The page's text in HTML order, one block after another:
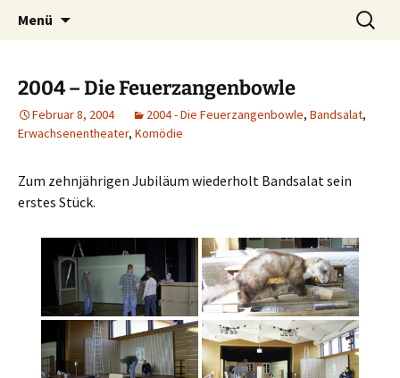
Theaterverein Bandsalat e.V.
Petersberg
Menü
Suche
nach:
2004 – Die Feuerzangenbowle
Februar 8, 2004 2004 - Die Feuerzangenbowle, Bandsalat,
Erwachsenentheater, Komödie
Zum zehnjährigen Jubiläum wiederholt Bandsalat sein
erstes Stück.